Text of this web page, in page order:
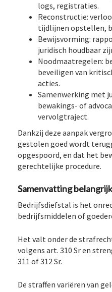
logs, registraties.
Reconstructie:
tijdlijnen opstellen,
Bewijsvorming:
juridisch houdbaar
Noodmaatregelen:
beveiligen van
acties.
Samenwerking met
bewakings- of
vervolgtraject.
Dankzij deze aanpak
gestolen goed wordt
opgespoord, en dat het
gerechtelijke procedure.
Samenvatting belangrijk
Bedrijfsdiefstal is het
bedrijfsmiddelen of
Het valt onder de
volgens art. 310 Sr en
311 of 312 Sr.
De straffen variëren van